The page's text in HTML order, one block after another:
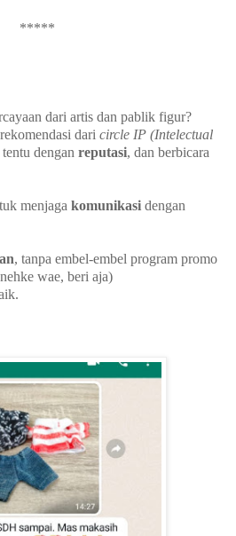
*****
dari artis dan pablik figur?
dari circle IP (Intelectual
dengan reputasi, dan berbicara
menjaga komunikasi dengan
, tanpa embel-embel program promo
wae, beri aja)